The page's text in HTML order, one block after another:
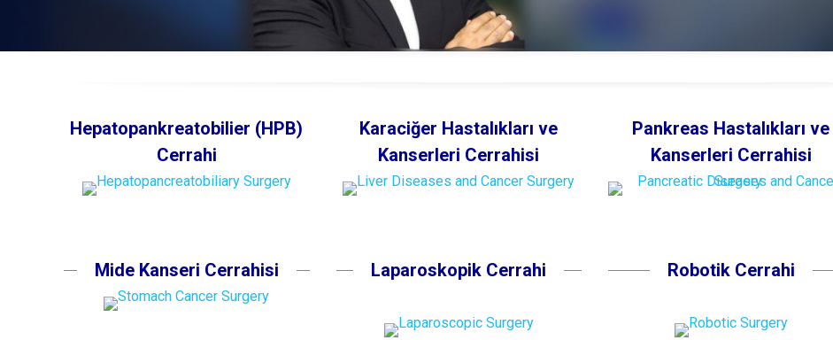
Hepatopankreatobilier (HPB)
Cerrahi
Karaciğer Hastalıkları ve
Kanserleri Cerrahisi
Pankreas Hastalıkları ve
Kanserleri Cerrahisi
Mide Kanseri Cerrahisi Laparoskopik Cerrahi Robotik Cerrahi